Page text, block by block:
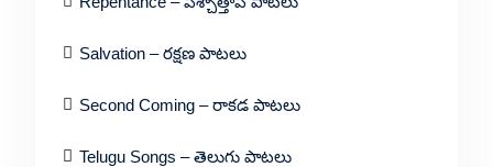
Salvation – రక్షణ పాటలు
Second Coming – రాకడ పాటలు
Telugu Songs – తెలుగు పాటలు